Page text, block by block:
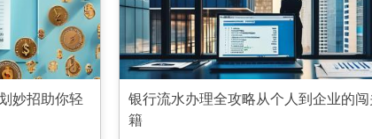
妙招助你轻
银行流水办理全攻略从个人到企业的
籍